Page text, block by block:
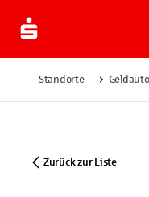
Standorte
Zurück zur Liste